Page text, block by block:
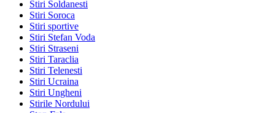
Stiri Soldanesti
Stiri Soroca
Stiri sportive
Stiri Stefan Voda
Stiri Straseni
Stiri Taraclia
Stiri Telenesti
Stiri Ucraina
Stiri Ungheni
Stirile Nordului